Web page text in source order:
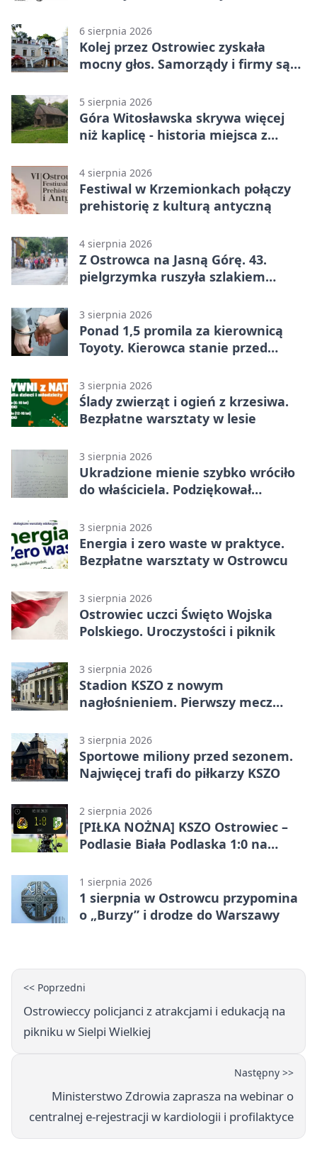
6 sierpnia 2026
Kolej przez Ostrowiec zyskała
mocny głos. Samorządy i firmy są
5 sierpnia 2026
Góra Witosławska skrywa więcej
niż kaplicę - historia miejsca z
4 sierpnia 2026
Festiwal w Krzemionkach połączy
prehistorię z kulturą antyczną
4 sierpnia 2026
Z Ostrowca na Jasną Górę. 43.
pielgrzymka ruszyła szlakiem
3 sierpnia 2026
Ponad 1,5 promila za kierownicą
Toyoty. Kierowca stanie przed
3 sierpnia 2026
Ślady zwierząt i ogień z krzesiwa.
Bezpłatne warsztaty w lesie
3 sierpnia 2026
Ukradzione mienie szybko wróciło
do właściciela. Podziękował
3 sierpnia 2026
Energia i zero waste w praktyce.
Bezpłatne warsztaty w Ostrowcu
3 sierpnia 2026
Ostrowiec uczci Święto Wojska
Polskiego. Uroczystości i piknik
3 sierpnia 2026
Stadion KSZO z nowym
nagłośnieniem. Pierwszy mecz
3 sierpnia 2026
Sportowe miliony przed sezonem.
Najwięcej trafi do piłkarzy KSZO
2 sierpnia 2026
[PIŁKA NOŻNA] KSZO Ostrowiec –
Podlasie Biała Podlaska 1:0 na
(Grupa IV)
1 sierpnia 2026
1 sierpnia w Ostrowcu przypomina
o „Burzy” i drodze do Warszawy
<< Poprzedni
Ostrowieccy policjanci z atrakcjami i edukacją na
pikniku w Sielpi Wielkiej
Następny >>
Ministerstwo Zdrowia zaprasza na webinar o
centralnej e-rejestracji w kardiologii i profilaktyce